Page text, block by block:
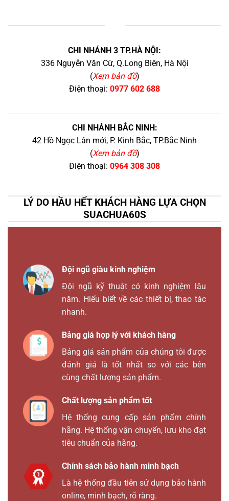
CHI NHÁNH 3 TP.HÀ NỘI:
336 Nguyễn Văn Cừ, Q.Long Biên, Hà Nội
(Xem bản đồ)
Điện thoại: 0977 602 688
CHI NHÁNH BẮC NINH:
42 Hồ Ngọc Lân mới, P. Kinh Bắc, TP.Bắc Ninh
(Xem bản đồ)
Điện thoại: 0964 308 308
LÝ DO HẦU HẾT KHÁCH HÀNG LỰA CHỌN
SUACHUA60S
Đội ngũ giàu kinh nghiệm
Đội ngũ kỹ thuật có kinh nghiệm lâu
năm. Hiểu biết về các thiết bị, thao tác
nhanh.
Bảng giá hợp lý với khách hàng
Bảng giá sản phẩm của chúng tôi được
đánh giá là tốt nhất so với các bên
cùng chất lượng sản phẩm.
Chất lượng sản phẩm tốt
Hệ thống cung cấp sản phẩm chính
hãng. Hệ thống vận chuyển, lưu kho đạt
tiêu chuẩn của hãng.
Chính sách bảo hành minh bạch
Là hệ thống đầu tiên sử dụng bảo hành
online, minh bạch, rõ ràng.